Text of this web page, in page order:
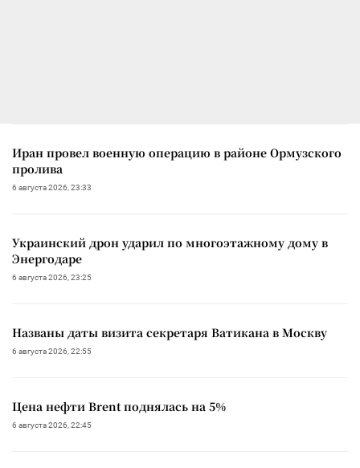
Иран провел военную операцию в районе Ормузского
пролива
6 августа 2026, 23:33
Украинский дрон ударил по многоэтажному дому в
Энергодаре
6 августа 2026, 23:25
Названы даты визита секретаря Ватикана в Москву
6 августа 2026, 22:55
Цена нефти Brent поднялась на 5%
6 августа 2026, 22:45